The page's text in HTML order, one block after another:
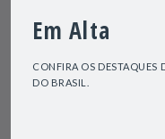
Em Alta
CONFIRA OS DESTAQUES
DO BRASIL.